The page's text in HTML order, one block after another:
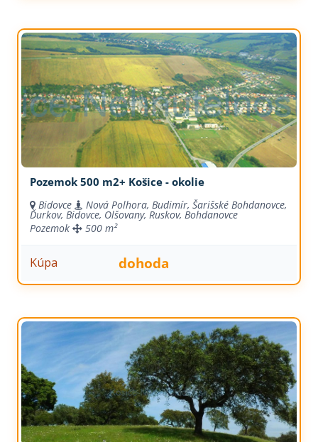
Pozemok 500 m2+ Košice - okolie
Bidovce Nová Polhora, Budimír, Šarišské Bohdanovce,
Ďurkov, Bidovce, Olšovany, Ruskov, Bohdanovce
Pozemok
500 m²
Kúpa dohoda